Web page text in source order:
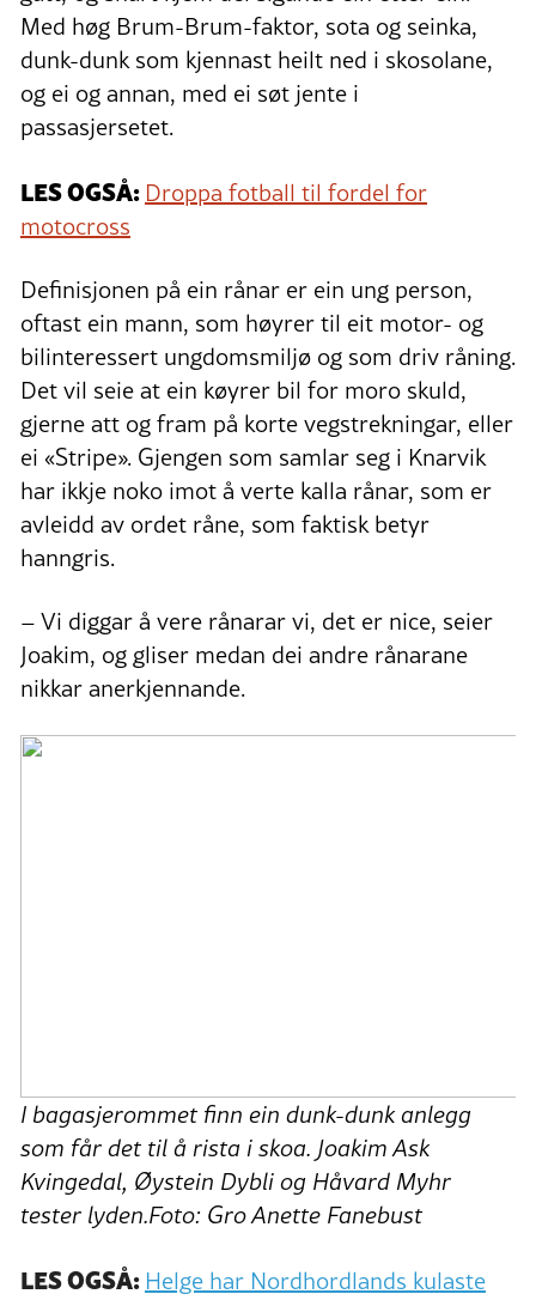
Med høg Brum-Brum-faktor, sota og seinka,
dunk-dunk som kjennast heilt ned i skosolane,
og ei og annan, med ei søt jente i
passasjersetet.
LES OGSÅ: Droppa fotball til fordel for
motocross
Definisjonen på ein rånar er ein ung person,
oftast ein mann, som høyrer til eit motor- og
bilinteressert ungdomsmiljø og som driv råning.
Det vil seie at ein køyrer bil for moro skuld,
gjerne att og fram på korte vegstrekningar, eller
ei «Stripe». Gjengen som samlar seg i Knarvik
har ikkje noko imot å verte kalla rånar, som er
avleidd av ordet råne, som faktisk betyr
hanngris.
–Vi diggar å vere rånarar vi, det er nice, seier
Joakim, og gliser medan dei andre rånarane
nikkar anerkjennande.
I bagasjerommet finn ein dunk-dunk anlegg
som får det til å rista i skoa. Joakim Ask
Kvingedal, Øystein Dybli og Håvard Myhr
tester lyden.Foto: Gro Anette Fanebust
LES OGSÅ: Helge har Nordhordlands kulaste